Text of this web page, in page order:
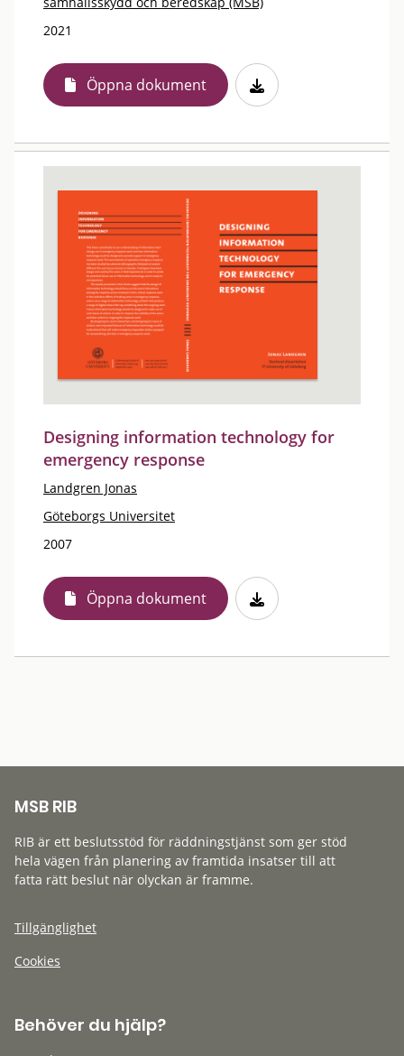
2021
Öppna dokument
Designing information technology for
emergency response
Landgren Jonas
Göteborgs Universitet
2007
Öppna dokument
MSB RIB
RIB är ett beslutsstöd för räddningstjänst som ger stöd
hela vägen från planering av framtida insatser till att
fatta rätt beslut när olyckan är framme.
Tillgänglighet
Cookies
Behöver du hjälp?